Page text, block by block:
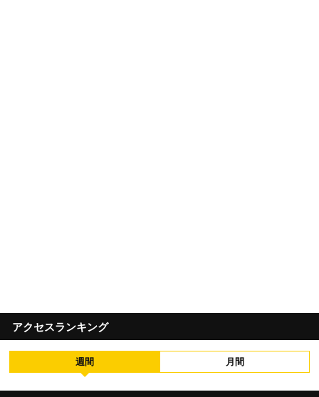
アクセスランキング
週間 月間